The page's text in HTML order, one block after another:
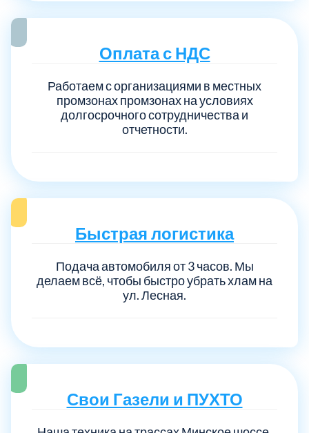
Оплата с НДС
Работаем с организациями в местных
промзонах промзонах на условиях
долгосрочного сотрудничества и
отчетности.
Быстрая логистика
Подача автомобиля от 3 часов. Мы
делаем всё, чтобы быстро убрать хлам на
ул. Лесная.
Свои Газели и ПУХТО